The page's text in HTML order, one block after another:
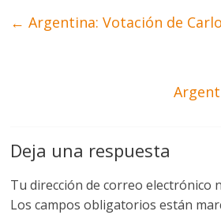
← Argentina: Votación de
Deja una respuesta
Tu dirección de correo electrónico
Los campos obligatorios están